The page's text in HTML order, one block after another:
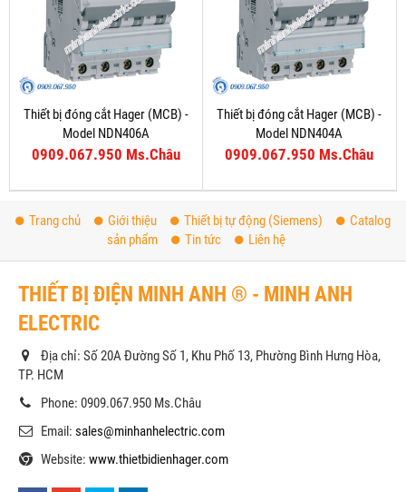
Thiết bị đóng cắt Hager (MCB) -
Model NDN406A
0909.067.950 Ms.Châu
Thiết bị đóng cắt Hager (MCB) -
Model NDN404A
0909.067.950 Ms.Châu
Trang chủ Giới thiệu Thiết bị tự động (Siemens)
Catalog
sản phẩm
Tin tức Liên hệ
THIẾT BỊ ĐIỆN MINH ANH ® - MINH ANH
ELECTRIC
Địa chỉ: Số 20A Đường Số 1, Khu Phố 13, Phường Bình Hưng Hòa,
TP. HCM
Phone: 0909.067.950 Ms.Châu
Email: sales@minhanhelectric.com
Website: www.thietbidienhager.com